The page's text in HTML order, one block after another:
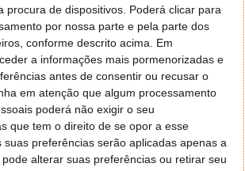
procura de dispositivos. Poderá clicar para
por nossa parte e pela parte dos
conforme descrito acima. Em
a informações mais pormenorizadas e
antes de consentir ou recusar o
em atenção que algum processamento
poderá não exigir o seu
que tem o direito de se opor a esse
suas preferências serão aplicadas apenas a
alterar suas preferências ou retirar seu
7 de Novembro de 2005 às 11:21
o que te falei. Faz da seguinte maneira,
e no topo dessa janela com o botão direito do
Depois no separador Menu ‘Iniciar’
‘Personalizar’ aí encontrarás no separador
para escolheres o Browser com que queres
o gestor de e-mail. Caso não consigas chegar lá,
Firefox e nas ferramentas ou tools escolhes
ou ‘Options’ icon geral da então janela aberta e